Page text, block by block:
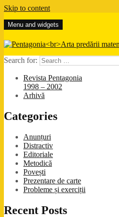
Skip to content
Pentagonia
Arta predării matematicii
Menu and widgets
Search for:
Revista Pentagonia
1998 – 2002
Arhivă
Categories
Anunțuri
Distractiv
Editoriale
Metodică
Povești
Prezentare de carte
Probleme și exerciții
Recent Posts